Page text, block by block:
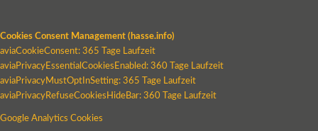
Cookies Consent Management (hasse.info)
aviaCookieConsent: 365 Tage Laufzeit
aviaPrivacyEssentialCookiesEnabled: 360 Tage Laufzeit
aviaPrivacyMustOptInSetting: 365 Tage Laufzeit
aviaPrivacyRefuseCookiesHideBar: 360 Tage Laufzeit
Google Analytics Cookies